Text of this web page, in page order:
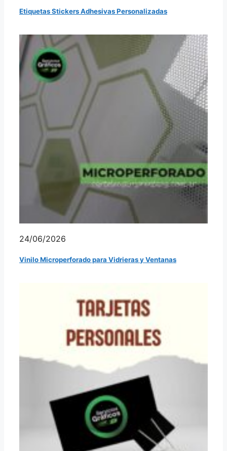
Etiquetas Stickers Adhesivas Personalizadas
24/06/2026
Vinilo Microperforado para Vidrieras y Ventanas